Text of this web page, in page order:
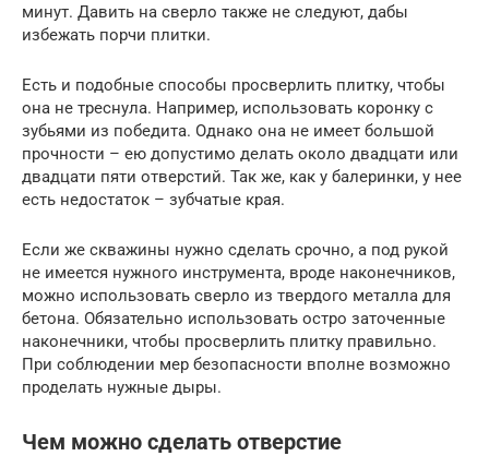
минут. Давить на сверло также не следуют, дабы
избежать порчи плитки.
Есть и подобные способы просверлить плитку, чтобы
она не треснула. Например, использовать коронку с
зубьями из победита. Однако она не имеет большой
прочности – ею допустимо делать около двадцати или
двадцати пяти отверстий. Так же, как у балеринки, у нее
есть недостаток – зубчатые края.
Если же скважины нужно сделать срочно, а под рукой
не имеется нужного инструмента, вроде наконечников,
можно использовать сверло из твердого металла для
бетона. Обязательно использовать остро заточенные
наконечники, чтобы просверлить плитку правильно.
При соблюдении мер безопасности вполне возможно
проделать нужные дыры.
Чем можно сделать отверстие